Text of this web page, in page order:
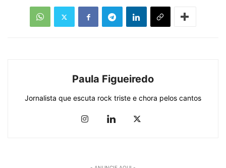
Paula Figueiredo
Jornalista que escuta rock triste e chora pelos cantos